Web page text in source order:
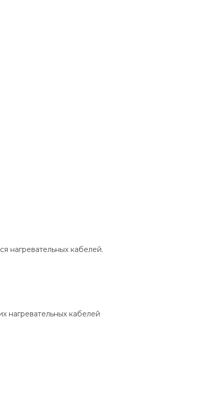
нагревательных кабелей.
нагревательных кабелей